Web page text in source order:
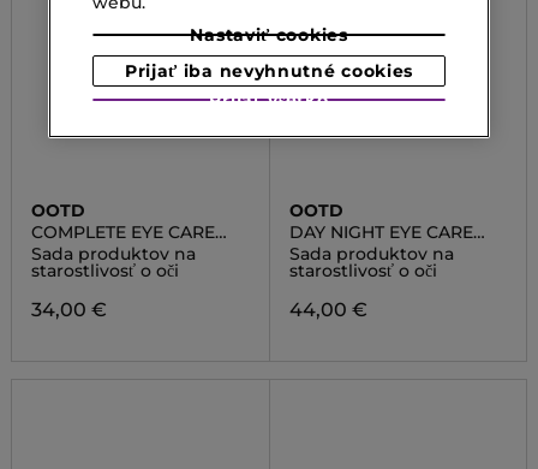
OOTD
COMPLETE EYE CARE
SET
Sada produktov na
starostlivosť o oči
34,00 €
OOTD
DAY NIGHT EYE CARE
SET
Sada produktov na
starostlivosť o oči
44,00 €
Nastaviť cookies
Prijať iba nevyhnutné cookies
Prijať všetko